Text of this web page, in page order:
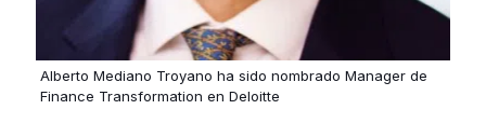
Alberto Mediano Troyano ha sido nombrado Manager de
Finance Transformation en Deloitte